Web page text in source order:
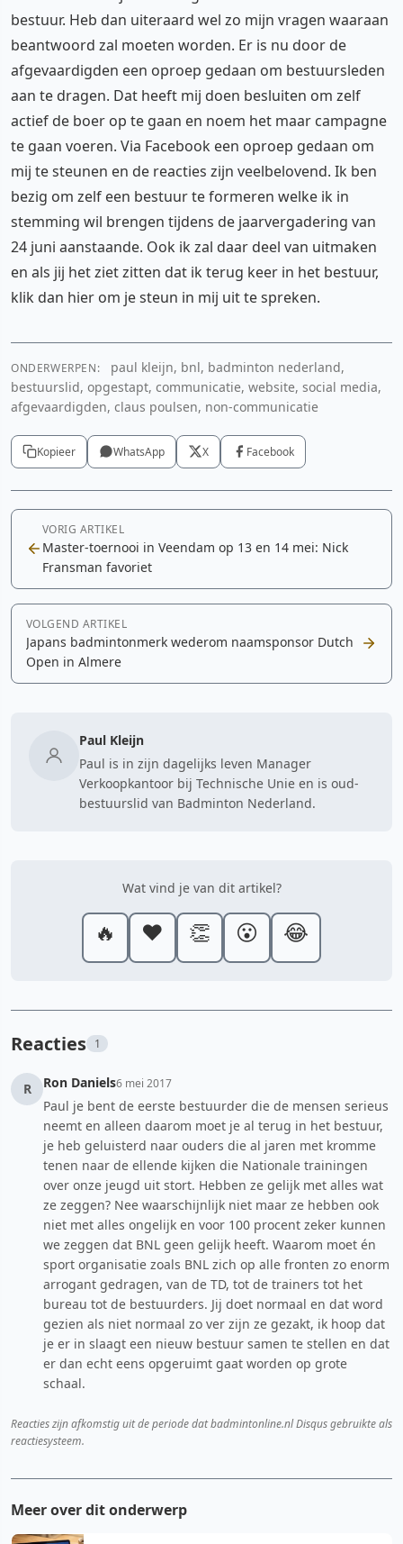
bestuur. Heb dan uiteraard wel zo mijn vragen waaraan
beantwoord zal moeten worden. Er is nu door de
afgevaardigden een oproep gedaan om bestuursleden
aan te dragen. Dat heeft mij doen besluiten om zelf
actief de boer op te gaan en noem het maar campagne
te gaan voeren. Via Facebook een oproep gedaan om
mij te steunen en de reacties zijn veelbelovend. Ik ben
bezig om zelf een bestuur te formeren welke ik in
stemming wil brengen tijdens de jaarvergadering van
24 juni aanstaande. Ook ik zal daar deel van uitmaken
en als jij het ziet zitten dat ik terug keer in het bestuur,
klik dan hier om je steun in mij uit te spreken.
ONDERWERPEN:
paul kleijn, bnl, badminton nederland,
bestuurslid, opgestapt, communicatie, website, social media,
afgevaardigden, claus poulsen, non-communicatie
Kopieer WhatsApp X Facebook
VORIG ARTIKEL
Master-toernooi in Veendam op 13 en 14 mei: Nick
Fransman favoriet
VOLGEND ARTIKEL
Japans badmintonmerk wederom naamsponsor Dutch
Open in Almere
Paul Kleijn
Paul is in zijn dagelijks leven Manager
Verkoopkantoor bij Technische Unie en is oud-
bestuurslid van Badminton Nederland.
Wat vind je van dit artikel?
🔥 ❤️ 👏 😮 😂
Reacties 1
R Ron Daniels6 mei 2017
Paul je bent de eerste bestuurder die de mensen serieus
neemt en alleen daarom moet je al terug in het bestuur,
je heb geluisterd naar ouders die al jaren met kromme
tenen naar de ellende kijken die Nationale trainingen
over onze jeugd uit stort. Hebben ze gelijk met alles wat
ze zeggen? Nee waarschijnlijk niet maar ze hebben ook
niet met alles ongelijk en voor 100 procent zeker kunnen
we zeggen dat BNL geen gelijk heeft. Waarom moet én
sport organisatie zoals BNL zich op alle fronten zo enorm
arrogant gedragen, van de TD, tot de trainers tot het
bureau tot de bestuurders. Jij doet normaal en dat word
gezien als niet normaal zo ver zijn ze gezakt, ik hoop dat
je er in slaagt een nieuw bestuur samen te stellen en dat
er dan echt eens opgeruimt gaat worden op grote
schaal.
Reacties zijn afkomstig uit de periode dat badmintonline.nl Disqus gebruikte als
reactiesysteem.
Meer over dit onderwerp